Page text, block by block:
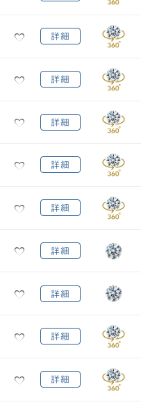
詳細
詳細
詳細
詳細
詳細
詳細
詳細
詳細
詳細